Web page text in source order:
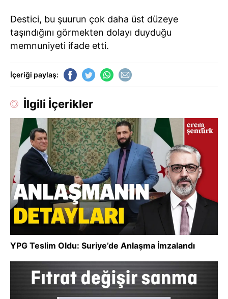
Destici, bu şuurun çok daha üst düzeye
taşındığını görmekten dolayı duyduğu
memnuniyeti ifade etti.
İçeriği paylaş:
İlgili İçerikler
YPG Teslim Oldu: Suriye’de Anlaşma İmzalandı